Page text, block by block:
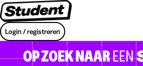
Login / registreren
OP ZOEK NAAREEN